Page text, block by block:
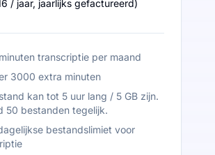
/ jaar, jaarlijks gefactureerd)
transcriptie per maand
3000 extra minuten
kan tot 5 uur lang / 5 GB zijn.
50 bestanden tegelijk.
bestandslimiet voor